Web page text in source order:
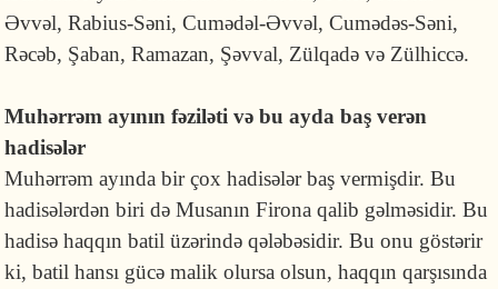
Əvvəl, Rabius-Səni, Cumədəl-Əvvəl, Cumədəs-Səni,
Rəcəb, Şaban, Ramazan, Şəvval, Zülqadə və Zülhiccə.
Muhərrəm ayının fəziləti və bu ayda baş verən
hadisələr
Muhərrəm ayında bir çox hadisələr baş vermişdir. Bu
hadisələrdən biri də Musanın Firona qalib gəlməsidir. Bu
hadisə haqqın batil üzərində qələbəsidir. Bu onu göstərir
ki, batil hansı gücə malik olursa olsun, haqqın qarşısında